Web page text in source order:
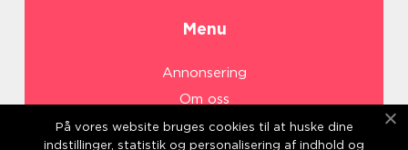
Menu
Annonsering
Om oss
Cookies
På vores website bruges cookies til at huske dine
indstillinger, statistik og personalisering af indhold og